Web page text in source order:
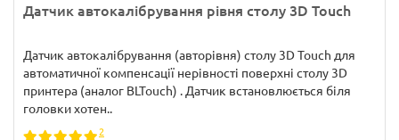
Датчик автокалібрування рівня столу 3D Touch
Датчик автокалібрування (авторівня) столу 3D Touch для
автоматичної компенсації нерівності поверхні столу 3D
принтера (аналог BLTouch) . Датчик встановлюється біля
головки хотен..
2